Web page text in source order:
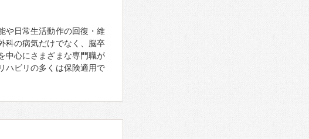
や日常生活動作の回復・維
科の病気だけでなく、脳卒
中心にさまざまな専門職が
ハビリの多くは保険適用で